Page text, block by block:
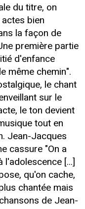
du titre, on
bien
la façon de
première partie
d'enfance
même chemin".
le chant
sur le
le ton devient
tout en
Jean-Jacques
cassure "On a
l'adolescence [...]
qu'on cache,
chantée mais
de Jean-